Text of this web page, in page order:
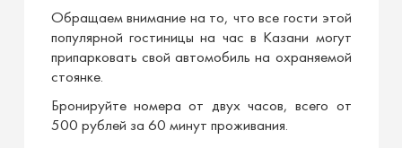
Обращаем внимание на то, что все гости этой
популярной гостиницы на час в Казани могут
припарковать свой автомобиль на охраняемой
стоянке.
Бронируйте номера от двух часов, всего от
500 рублей за 60 минут проживания.